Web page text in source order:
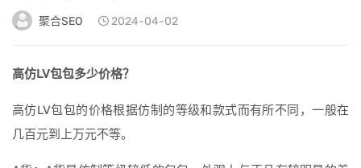
聚合SEO 2024-04-02
高仿LV包包多少价格？
高仿LV包包的价格根据仿制的等级和款式而有所不同，一般在
几百元到上万元不等。